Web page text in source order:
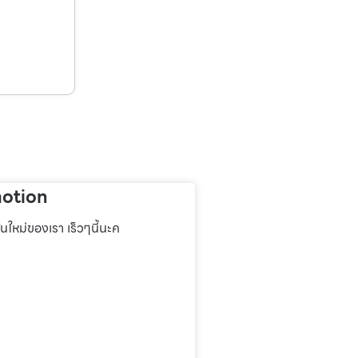
หม่ของเรา เร็วๆนี้นะค